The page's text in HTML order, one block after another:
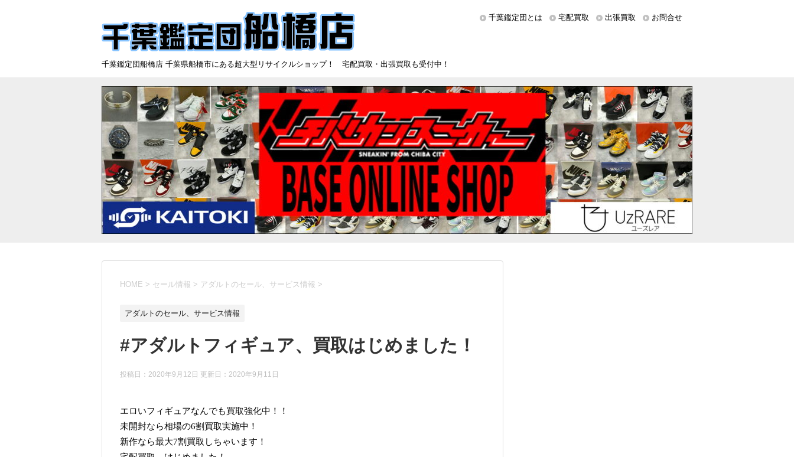
千葉鑑定団船橋店 千葉県船橋市にある超大型リサイクルショップ！ 宅配買取・出張買取も受付中！
千葉鑑定団とは 宅配買取 出張買取 お問合せ
HOME > セール情報 > アダルトのセール、サービス情報 >
アダルトのセール、サービス情報
#アダルトフィギュア、買取はじめました！
投稿日：2020年9月12日 更新日： 2020年9月11日
エロいフィギュアなんでも買取強化中！！
未開封なら相場の6割買取実施中！
新作なら最大7割買取しちゃいます！